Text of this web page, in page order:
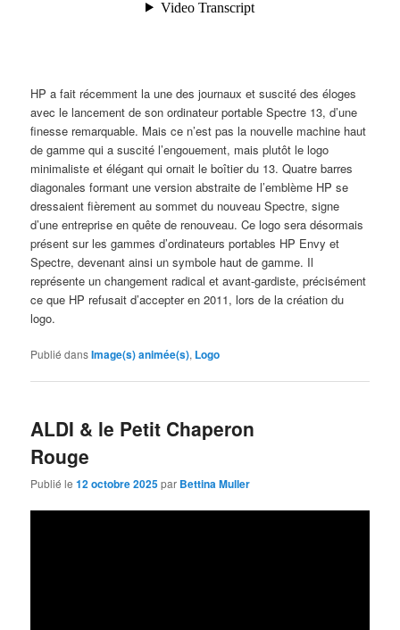
HP a fait récemment la une des journaux et suscité des éloges
avec le lancement de son ordinateur portable Spectre 13, d’une
finesse remarquable. Mais ce n’est pas la nouvelle machine haut
de gamme qui a suscité l’engouement, mais plutôt le logo
minimaliste et élégant qui ornait le boîtier du 13. Quatre barres
diagonales formant une version abstraite de l’emblème HP se
dressaient fièrement au sommet du nouveau Spectre, signe
d’une entreprise en quête de renouveau. Ce logo sera désormais
présent sur les gammes d’ordinateurs portables HP Envy et
Spectre, devenant ainsi un symbole haut de gamme. Il
représente un changement radical et avant-gardiste, précisément
ce que HP refusait d’accepter en 2011, lors de la création du
logo.
Publié dansImage(s) animée(s), Logo
ALDI & le Petit Chaperon
Rouge
Publié le12 octobre 2025par Bettina Muller